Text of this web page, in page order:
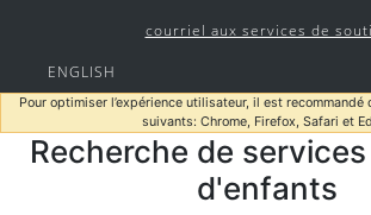
courriel aux services de
ENGLISH
Pour optimiser l’expérience utilisateur, il est recommandé
suivants: Chrome, Firefox, Safari et
Recherche de
d'enfants